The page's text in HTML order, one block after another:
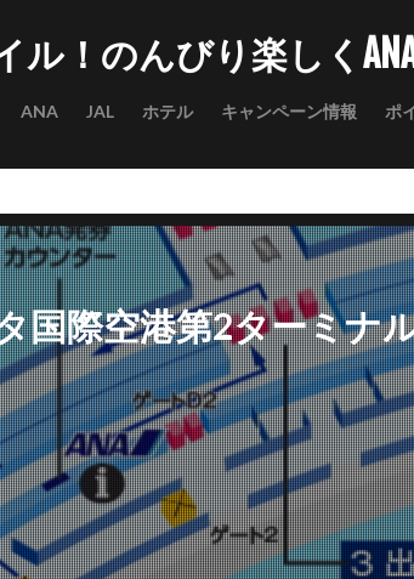
ル！のんびり楽しく
ANA JAL ホテル キャンペーン情報 ポ
国際空港第2ターミナ